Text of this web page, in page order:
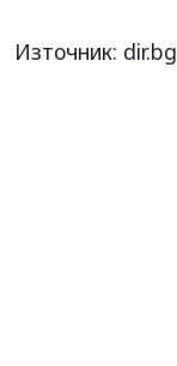
Източник: dir.bg